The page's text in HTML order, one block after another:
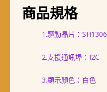
商品規格
1.驅動晶片：SH1306
2.支援通訊埠：I2C
3.顯示顏色：白色